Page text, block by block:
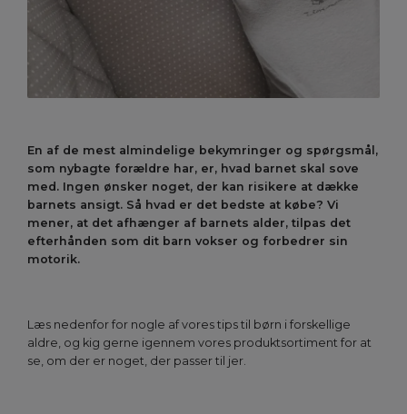
En af de mest almindelige bekymringer og spørgsmål,
som nybagte forældre har, er, hvad barnet skal sove
med. Ingen ønsker noget, der kan risikere at dække
barnets ansigt. Så hvad er det bedste at købe? Vi
mener, at det afhænger af barnets alder, tilpas det
efterhånden som dit barn vokser og forbedrer sin
motorik.
Læs nedenfor for nogle af vores tips til børn i forskellige
aldre, og kig gerne igennem vores produktsortiment for at
se, om der er noget, der passer til jer.